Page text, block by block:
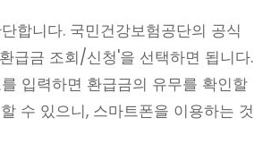
합니다. 국민건강보험공단의 공식
급금 조회/신청'을 선택하면 됩니다.
입력하면 환급금의 유무를 확인할
수 있으니, 스마트폰을 이용하는 것